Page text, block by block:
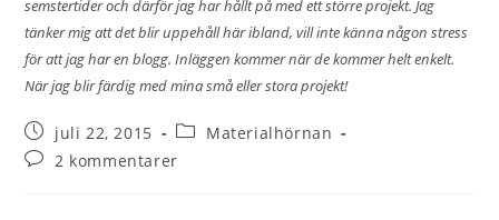
semstertider och därför jag har hållt på med ett större projekt. Jag
tänker mig att det blir uppehåll här ibland, vill inte känna någon stress
för att jag har en blogg. Inläggen kommer när de kommer helt enkelt.
När jag blir färdig med mina små eller stora projekt!
juli 22, 2015
Materialhörnan
2 kommentarer